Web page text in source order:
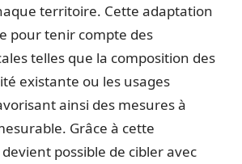
territoire. Cette adaptation
pour tenir compte des
telles que la composition des
existante ou les usages
ainsi des mesures à
Grâce à cette
possible de cibler avec